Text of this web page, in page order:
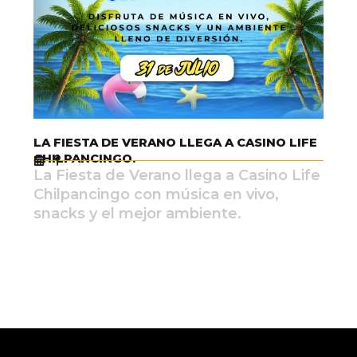
LA FIESTA DE VERANO LLEGA A CASINO LIFE
CHILPANCINGO.
La Fiesta de Verano llega a Casino Life
Chilpancingo con música en vivo,
snacks y el mejor ambiente.